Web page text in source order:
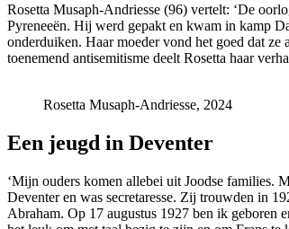
Rosetta Musaph-Andriesse (96) vertelt: ‘De
Pyreneeën. Hij werd gepakt en kwam in kamp
onderduiken. Haar moeder vond het goed dat
toenemend antisemitisme deelt Rosetta haar
Rosetta Musaph-Andriesse, 2024
Een jeugd in Deventer
‘Mijn ouders komen allebei uit Joodse families.
Deventer en was secretaresse. Zij trouwden in
Abraham. Op 17 augustus 1927 ben ik geboren